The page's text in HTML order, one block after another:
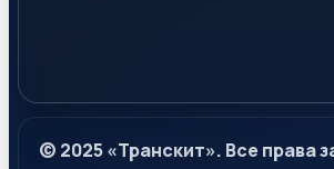
© 2025 «Транскит». Все права